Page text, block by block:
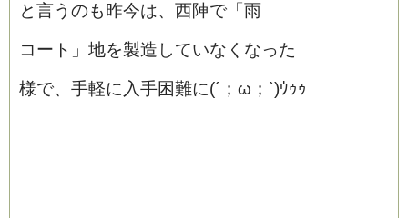
と言うのも昨今は、西陣で「雨
コート」地を製造していなくなった
様で、手軽に入手困難に(´；ω；`)ｳｩｩ